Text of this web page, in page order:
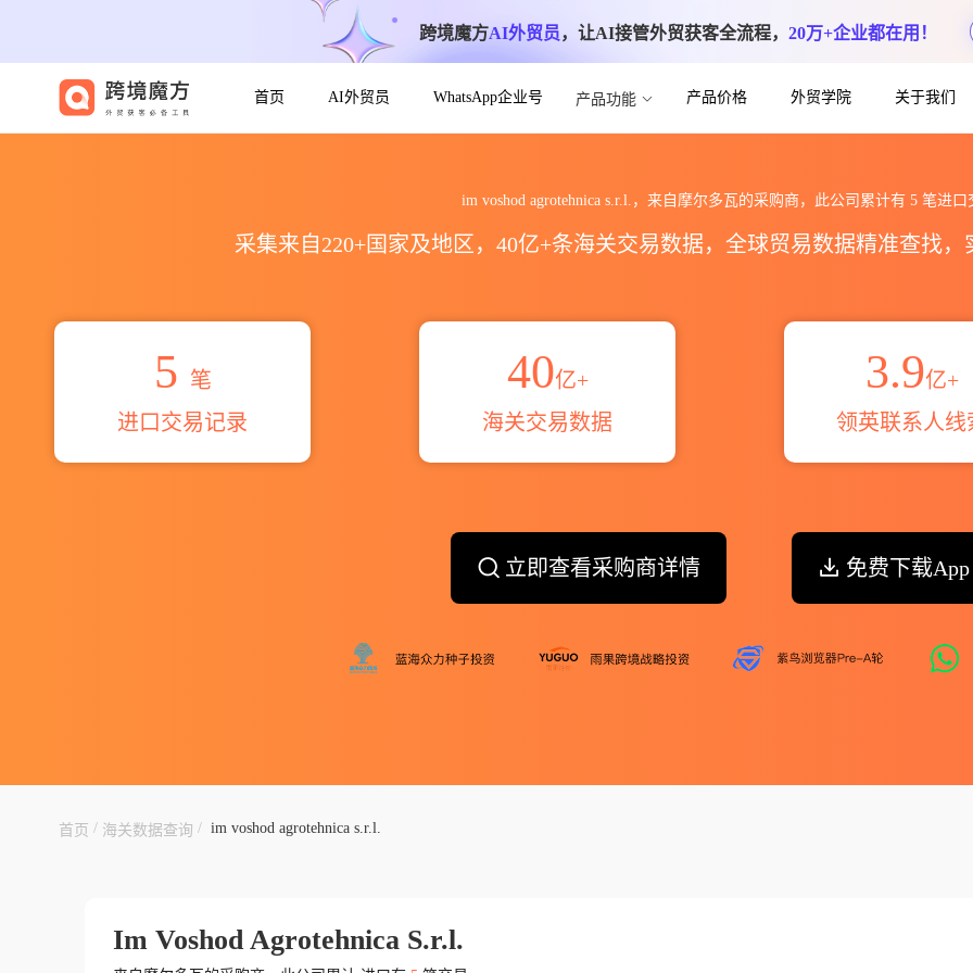
跨境魔方AI外贸员，让AI接管外贸获客全流程， 20万+企业都在用！
首页 AI外贸员 WhatsApp企业号 产品功能 产品价格 外贸学院 关于我们
im voshod agrotehnica s.r.l.，来自摩尔多瓦的采购商，此公司累计有 5 笔进口
采集来自220+国家及地区，40亿+条海关交易数据，全球贸易数据精准查找
5 笔
进口交易记录
40亿+
海关交易数据
3.9亿+
领英联系人线
立即查看采购商详情 免费下载App
首页 / 海关数据查询 / im voshod agrotehnica s.r.l.
Im Voshod Agrotehnica S.r.l.